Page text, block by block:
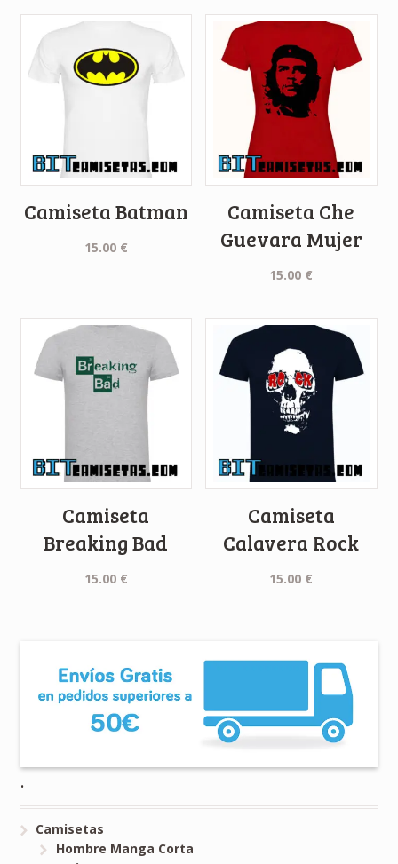
Camiseta Batman
15.00 €
Camiseta Che
Guevara Mujer
15.00 €
Camiseta
Breaking Bad
15.00 €
Camiseta
Calavera Rock
15.00 €
.
Camisetas
Hombre Manga Corta